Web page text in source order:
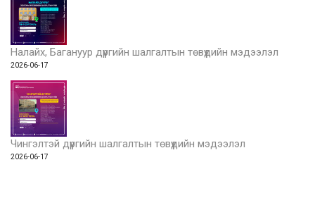
Налайх, Багануур дүүргийн шалгалтын төвүүдийн мэдээлэл
2026-06-17
Чингэлтэй дүүргийн шалгалтын төвүүдийн мэдээлэл
2026-06-17